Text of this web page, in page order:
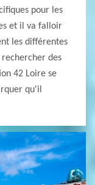
pour les
et il va falloir
les différentes
des
42 Loire se
qu'il